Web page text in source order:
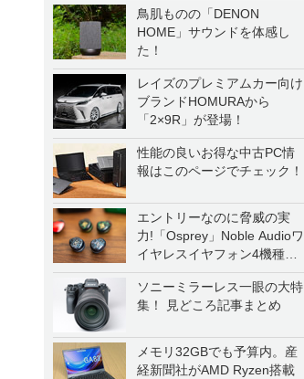
鳥肌ものの「DENON
HOME」サウンドを体感し
た！
レイズのプレミアムカー向け
ブランドHOMURAから
「2×9R」が登場！
性能の良いお得な中古PC情
報はこのページでチェック！
エントリーなのに脅威の実
力!「Osprey」Noble Audioワ
イヤレスイヤフォン4機種を
一気に聴く
ソニーミラーレス一眼の大特
集！ 見どころ記事まとめ
メモリ32GBでも予算内。産
経新聞社がAMD Ryzen搭載